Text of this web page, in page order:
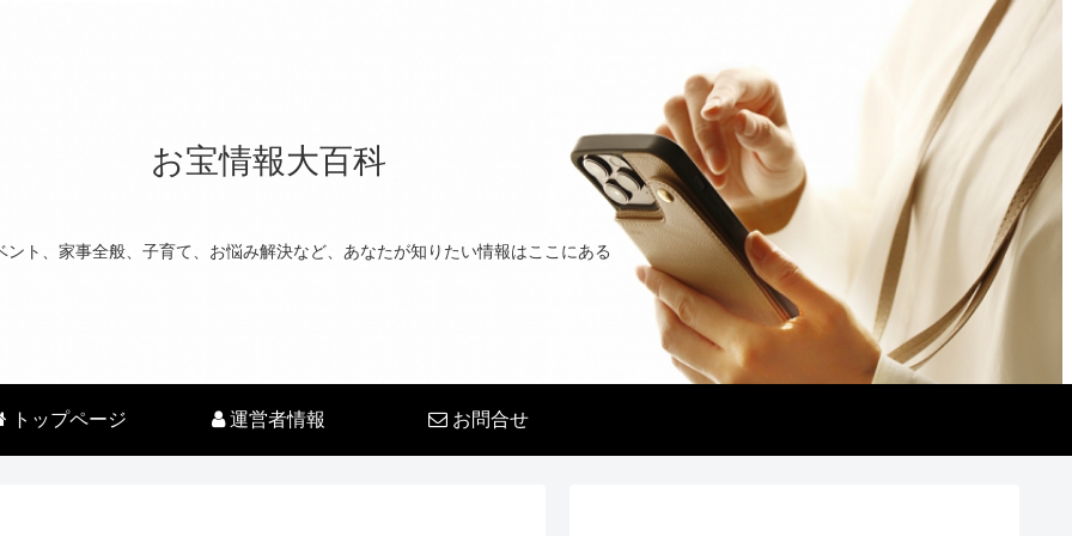
お宝情報大百科
ント、家事全般、子育て、お悩み解決など、あなたが知りたい情報はここにある
トップページ 運営者情報 お問合せ